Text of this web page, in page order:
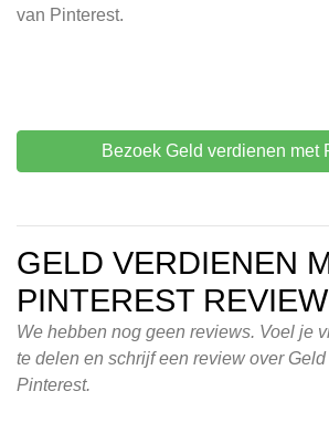
van Pinterest.
Bezoek Geld verdienen met
GELD VERDIENEN
PINTEREST
We hebben nog geen reviews. Voel je
te delen en schrijf een review over
Pinterest.